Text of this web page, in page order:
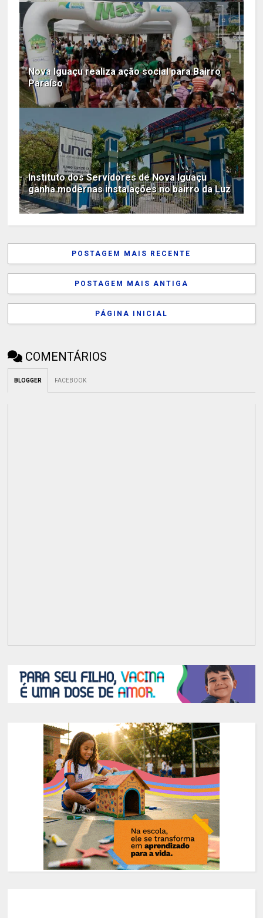
Nova Iguaçu realiza ação social para Bairro
Paraíso
Instituto dos Servidores de Nova Iguaçu
ganha modernas instalações no bairro da Luz
POSTAGEM MAIS RECENTE
POSTAGEM MAIS ANTIGA
PÁGINA INICIAL
COMENTÁRIOS
BLOGGER FACEBOOK